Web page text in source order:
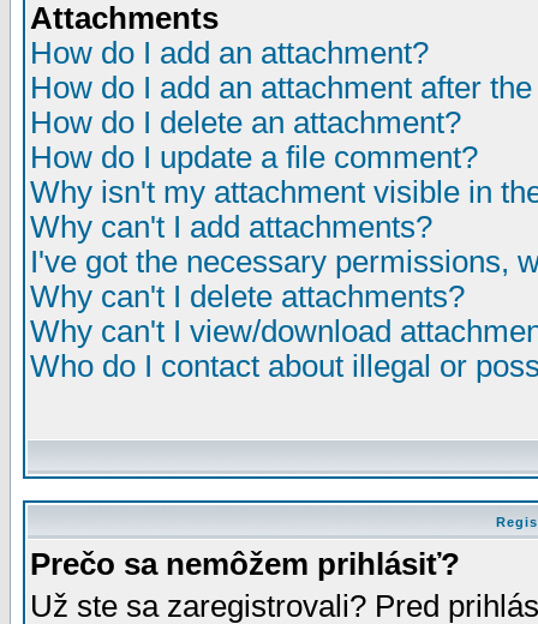
Attachments
How do I add an attachment?
How do I add an attachment after
How do I delete an attachment?
How do I update a file comment?
Why isn't my attachment visible in
Why can't I add attachments?
I've got the necessary permissions,
Why can't I delete attachments?
Why can't I view/download
Who do I contact about illegal or
Prečo sa nemôžem prihlásiť?
Už ste sa zaregistrovali? Pred